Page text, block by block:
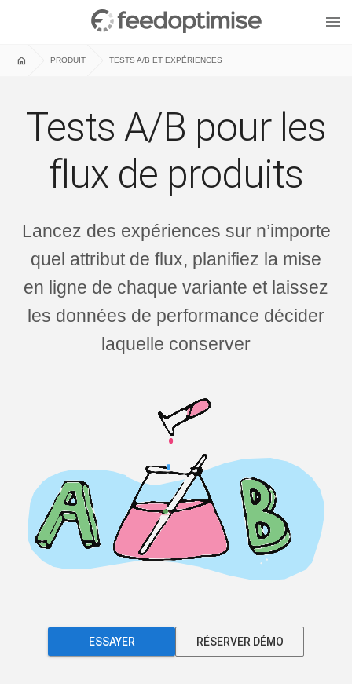
menu
home PRODUIT TESTS A/B ET EXPÉRIENCES
Tests A/B pour les
flux de produits
Lancez des expériences sur n’importe
quel attribut de flux, planifiez la mise
en ligne de chaque variante et laissez
les données de performance décider
laquelle conserver
ESSAYER RÉSERVER DÉMO